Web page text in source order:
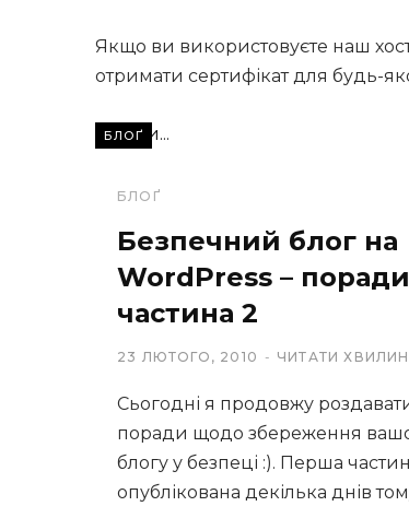
Якщо ви використовуєте наш
отримати сертифікат для будь-
Читати...
БЛОҐ
БЛОҐ
Безпечний блог на
WordPress –
частина 2
23 ЛЮТОГО, 2010 ЧИТАТИ ХВИЛИН
Сьогодні я продовжу
поради щодо збереження
блогу у безпеці :). Перша
опублікована декілька днів